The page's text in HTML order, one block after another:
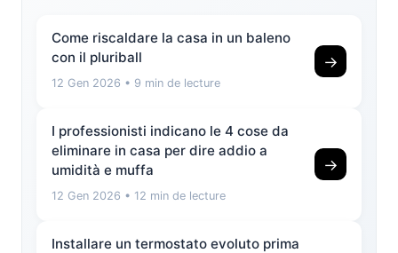
Come riscaldare la casa in un baleno
con il pluriball
12 Gen 2026 • 9 min de lecture
→
I professionisti indicano le 4 cose da
eliminare in casa per dire addio a
umidità e muffa
12 Gen 2026 • 12 min de lecture
→
Installare un termostato evoluto prima